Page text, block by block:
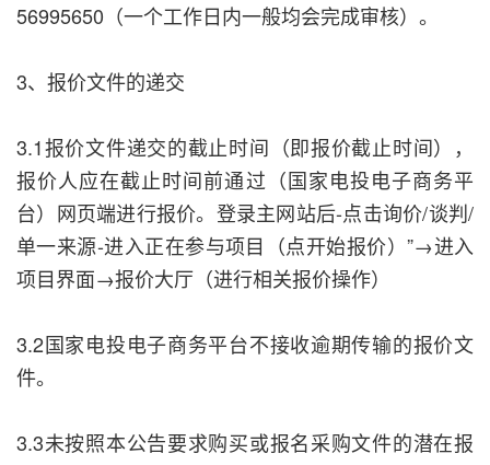
56995650（一个工作日内一般均会完成审核）。
3、报价文件的递交
3.1报价文件递交的截止时间（即报价截止时间），
报价人应在截止时间前通过（国家电投电子商务平
台）网页端进行报价。登录主网站后-点击询价/谈判/
单一来源-进入正在参与项目（点开始报价）”→进入
项目界面→报价大厅（进行相关报价操作）
3.2国家电投电子商务平台不接收逾期传输的报价文
件。
3.3未按照本公告要求购买或报名采购文件的潜在报